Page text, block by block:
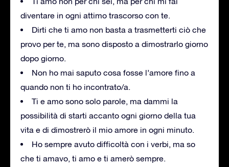
diventare in ogni attimo trascorso con te.
Dirti che ti amo non basta a trasmetterti ciò che
provo per te, ma sono disposto a dimostrarlo giorno
dopo giorno.
Non ho mai saputo cosa fosse l’amore fino a
quando non ti ho incontrato/a.
Ti e amo sono solo parole, ma dammi la
possibilità di starti accanto ogni giorno della tua
vita e di dimostrerò il mio amore in ogni minuto.
Ho sempre avuto difficoltà con i verbi, ma so
che ti amavo, ti amo e ti amerò sempre.